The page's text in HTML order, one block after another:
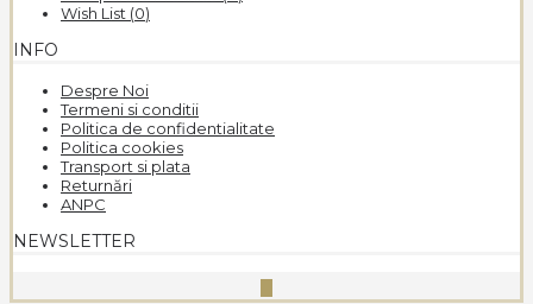
Wish List (0)
INFO
Despre Noi
Termeni si conditii
Politica de confidentialitate
Politica cookies
Transport si plata
Returnări
ANPC
NEWSLETTER